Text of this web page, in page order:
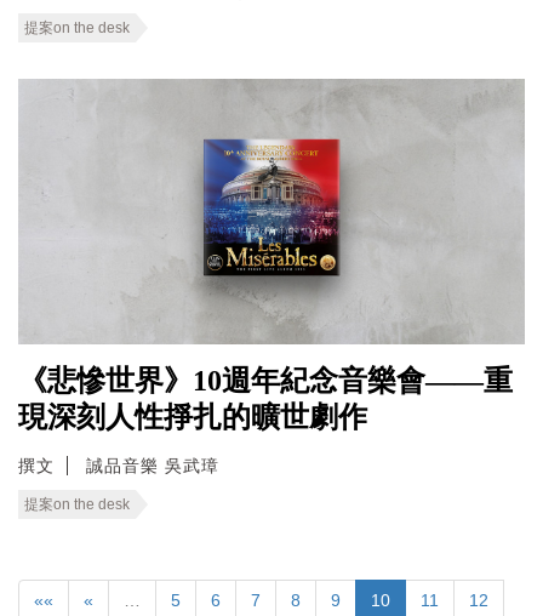
提案on the desk
《悲慘世界》10週年紀念音樂會——重
現深刻人性掙扎的曠世劇作
撰文 誠品音樂 吳武璋
提案on the desk
«« « 5 6 7 8 9 10 11 12